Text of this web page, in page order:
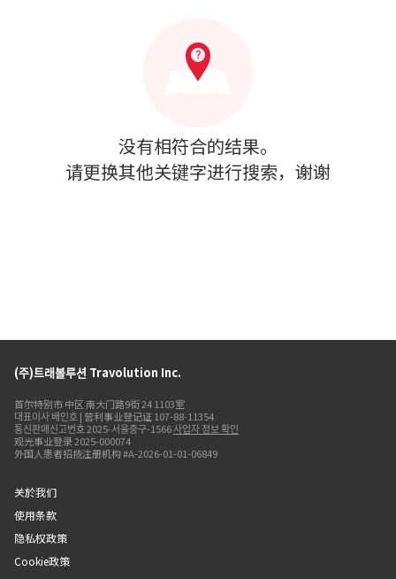
没有相符合的结果。
请更换其他关键字进行搜索，谢谢
(주)트래볼루션 Travolution Inc.
首尔特别市 中区 南大门路9街 24 1103室
대표이사 배인호 | 营利事业登记证 107-88-11354
통신판매신고번호 2025-서울중구-1566사업자 정보 확인
观光事业登录 2025-000074
外国人患者招揽注册机构 #A-2026-01-01-06849
关於我们
使用条款
隐私权政策
Cookie政策